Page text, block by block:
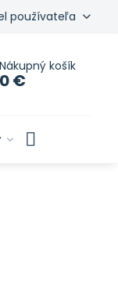
používateľa
Nákupný košík
0 €